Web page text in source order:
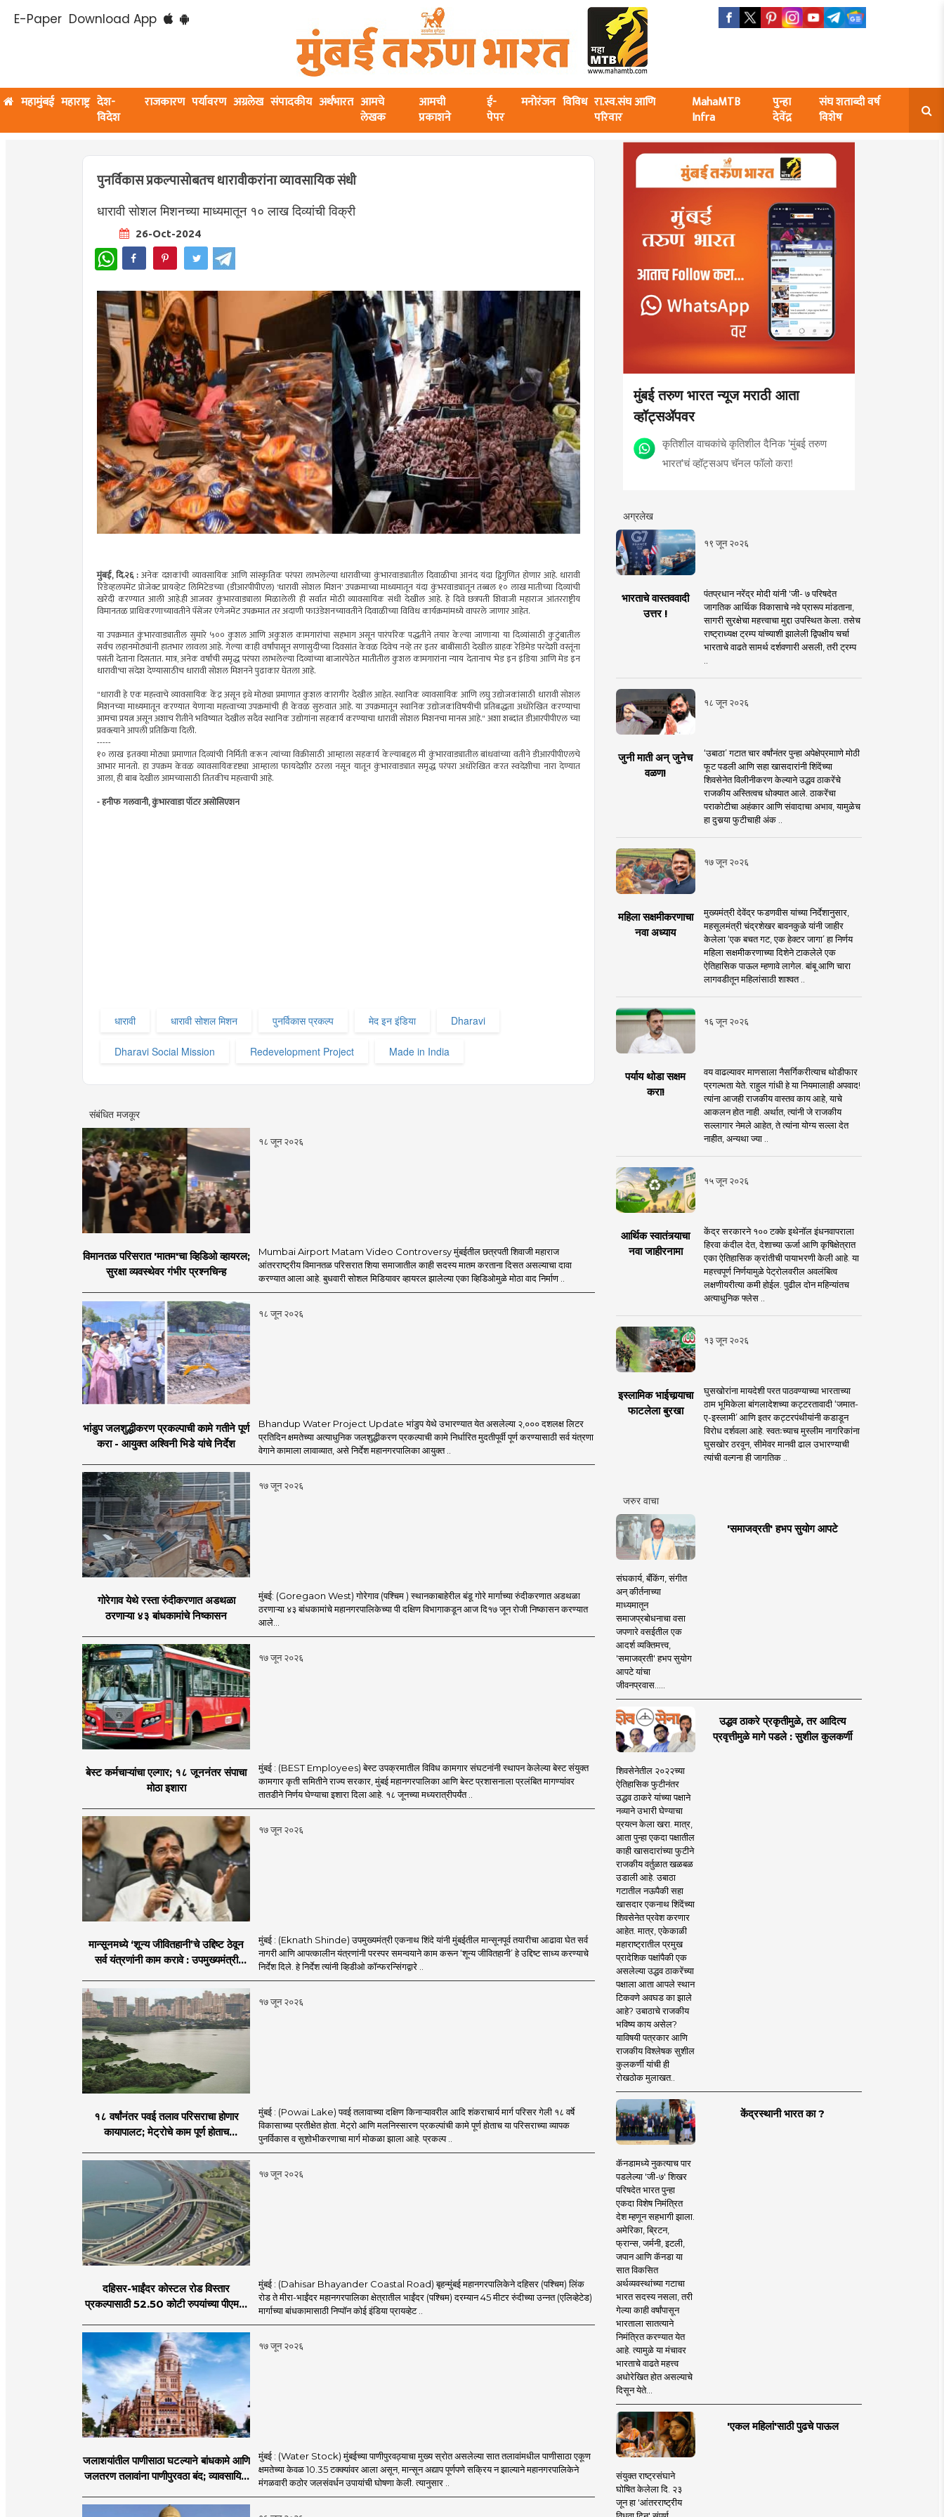
E-Paper Download App
महामुंबई महाराष्ट्र देश-
विदेश
राजकारण पर्यावरण अग्रलेख संपादकीय अर्थभारत आमचे
लेखक
आमची
प्रकाशने
ई-
पेपर
मनोरंजन विविध रा.स्व.संघ आणि
परिवार
MahaMTB
Infra
पुन्हा
देवेंद्र
संघ शताब्दी वर्ष
विशेष
पुनर्विकास प्रकल्पासोबतच धारावीकरांना व्यावसायिक संधी
धारावी सोशल मिशनच्या माध्यमातून १० लाख दिव्यांची विक्री
26-Oct-2024
WhatsApp
मुंबई, दि.२६ :अनेक दशकांची व्यावसायिक आणि सांस्कृतिक परंपरा लाभलेल्या धारावीच्या कुंभारवाड्यातील दिवाळीचा आनंद यंदा द्विगुणित होणार आहे. धारावी
रिडेव्हलपमेंट प्रोजेक्ट प्रायव्हेट लिमिटेडच्या (डीआरपीपीएल) 'धारावी सोशल मिशन' उपक्रमाच्या माध्यमातून यंदा कुंभरवाड्यातून तब्बल १० लाख मातीच्या दिव्यांची
खरेदी करण्यात आली आहे.ही आजवर कुंभारवाड्याला मिळालेली ही सर्वात मोठी व्यावसायिक संधी देखील आहे. हे दिवे छत्रपती शिवाजी महाराज आंतरराष्ट्रीय
विमानतळ प्राधिकरणाच्यावतीने पॅसेंजर एंगेजमेंट उपक्रमात तर अदाणी फाउंडेशनच्यावतीने दिवाळीच्या विविध कार्यक्रमांमध्ये वापरले जाणार आहेत.
या उपक्रमात कुंभारवाड्यातील सुमारे ५०० कुशल आणि अकुशल कामगारांचा सहभाग असून पारंपरिक पद्धतीने तयार केल्या जाणाऱ्या या दिव्यांसाठी कुटुंबातील
सर्वच लहानमोठ्यांनी हातभार लावला आहे. गेल्या काही वर्षांपासून सणासुदीच्या दिवसांत केवळ दिवेच नव्हे तर इतर बाबींसाठी देखील ग्राहक रेडिमेड परदेशी वस्तूंना
पसंती देताना दिसतात. मात्र, अनेक वर्षांची समृद्ध परंपरा लाभलेल्या दिव्यांच्या बाजारपेठेत मातीतील कुशल कामगारांना न्याय देतानाच 'मेड इन इंडिया आणि मेड इन
धारावी'चा संदेश देण्यासाठीच धारावी सोशल मिशनने पुढाकार घेतला आहे.
"धारावी हे एक महत्त्वाचे व्यावसायिक केंद्र असून इथे मोठ्या प्रमाणात कुशल कारागीर देखील आहेत. स्थानिक व्यावसायिक आणि लघु उद्योजकांसाठी धारावी सोशल
मिशनच्या माध्यमातून करण्यात येणाऱ्या महत्त्वाच्या उपक्रमांची ही केवळ सुरुवात आहे. या उपक्रमातून स्थानिक उद्योजकांविषयीची प्रतिबद्धता अधोरेखित करण्याचा
आमचा प्रयत्न असून अशाच रीतीने भविष्यात देखील सदैव स्थानिक उद्योगांना सहकार्य करण्याचा धारावी सोशल मिशनचा मानस आहे." अशा शब्दांत डीआरपीपीएल च्या
प्रवक्त्याने आपली प्रतिक्रिया दिली.
-----
१० लाख इतक्या मोठ्या प्रमाणात दिव्यांची निर्मिती करून त्यांच्या विक्रीसाठी आम्हाला सहकार्य केल्याबद्दल मी कुंभारवाड्यातील बांधवांच्या वतीने डीआरपीपीएलचे
आभार मानतो. हा उपक्रम केवळ व्यावसायिकदृष्ट्या आम्हाला फायदेशीर ठरला नसून यातून कुंभारवाड्यात समृद्ध परंपरा अधोरेखित करत स्वदेशीचा नारा देण्यात
आला, ही बाब देखील आमच्यासाठी तितकीच महत्त्वाची आहे.
- हनीफ गलवानी, कुंभारवाडा पॉटर असोसिएशन
धारावी धारावी सोशल मिशन पुनर्विकास प्रकल्प मेद इन इंडिया Dharavi
Dharavi Social Mission Redevelopment Project Made in India
संबंधित मजकूर
१८ जून २०२६
विमानतळ परिसरात 'मातम'चा व्हिडिओ व्हायरल;
सुरक्षा व्यवस्थेवर गंभीर प्रश्नचिन्ह
Mumbai Airport Matam Video Controversy मुंबईतील छत्रपती शिवाजी महाराज
आंतरराष्ट्रीय विमानतळ परिसरात शिया समाजातील काही सदस्य मातम करताना दिसत असल्याचा दावा
करण्यात आला आहे. बुधवारी सोशल मिडियावर व्हायरल झालेल्या एका व्हिडिओमुळे मोठा वाद निर्माण ..
१८ जून २०२६
भांडुप जलशुद्धीकरण प्रकल्पाची कामे गतीने पूर्ण
करा - आयुक्त अश्विनी भिडे यांचे निर्देश
Bhandup Water Project Update भांडुप येथे उभारण्यात येत असलेल्या २,००० दशलक्ष लिटर
प्रतिदिन क्षमतेच्या अत्याधुनिक जलशुद्धीकरण प्रकल्पाची कामे निर्धारित मुदतीपूर्वी पूर्ण करण्यासाठी सर्व यंत्रणा
वेगाने कामाला लावाव्यात, असे निर्देश महानगरपालिका आयुक्त ..
१७ जून २०२६
गोरेगाव येथे रस्ता रुंदीकरणात अडथळा
ठरणाऱ्या ४३ बांधकामांचे निष्कासन
मुंबई: (Goregaon West) गोरेगाव (पश्चिम ) स्थानकाबाहेरील बंडू गोरे मार्गाच्या रुंदीकरणात अडथळा
ठरणाऱ्या ४३ बांधकामांचे महानगरपालिकेच्या पी दक्षिण विभागाकडून आज दि१७ जून रोजी निष्कासन करण्यात
आले...
१७ जून २०२६
बेस्ट कर्मचाऱ्यांचा एल्गार; १८ जूननंतर संपाचा
मोठा इशारा
मुंबई : (BEST Employees) बेस्ट उपक्रमातील विविध कामगार संघटनांनी स्थापन केलेल्या बेस्ट संयुक्त
कामगार कृती समितीने राज्य सरकार, मुंबई महानगरपालिका आणि बेस्ट प्रशासनाला प्रलंबित मागण्यांवर
तातडीने निर्णय घेण्याचा इशारा दिला आहे. १८ जूनच्या मध्यरात्रीपर्यंत ..
१७ जून २०२६
मान्सूनमध्ये ‘शून्य जीवितहानी’चे उद्दिष्ट ठेवून
सर्व यंत्रणांनी काम करावे : उपमुख्यमंत्री
मुंबई : (Eknath Shinde) उपमुख्यमंत्री एकनाथ शिंदे यांनी मुंबईतील मान्सूनपूर्व तयारीचा आढावा घेत सर्व
नागरी आणि आपत्कालीन यंत्रणांनी परस्पर समन्वयाने काम करून ‘शून्य जीवितहानी’ हे उद्दिष्ट साध्य करण्याचे
निर्देश दिले. हे निर्देश त्यांनी व्हिडीओ कॉन्फरन्सिंगद्वारे ..
१७ जून २०२६
१८ वर्षांनंतर पवई तलाव परिसराचा होणार
कायापालट; मेट्रोचे काम पूर्ण होताच
मुंबई : (Powai Lake) पवई तलावाच्या दक्षिण किनाऱ्यावरील आदि शंकराचार्य मार्ग परिसर गेली १८ वर्षे
विकासाच्या प्रतीक्षेत होता. मेट्रो आणि मलनिस्सारण प्रकल्पांची कामे पूर्ण होताच या परिसराच्या व्यापक
पुनर्विकास व सुशोभीकरणाचा मार्ग मोकळा झाला आहे. प्रकल्प ..
१७ जून २०२६
दहिसर-भाईंदर कोस्टल रोड विस्तार
प्रकल्पासाठी 52.50 कोटी रुपयांच्या पीएमसी
मुंबई : (Dahisar Bhayander Coastal Road) बृहन्मुंबई महानगरपालिकेने दहिसर (पश्चिम) लिंक
रोड ते मीरा-भाईंदर महानगरपालिका क्षेत्रातील भाईंदर (पश्चिम) दरम्यान 45 मीटर रुंदीच्या उन्नत (एलिव्हेटेड)
मार्गाच्या बांधकामासाठी निप्पॉन कोई इंडिया प्रायव्हेट ..
१७ जून २०२६
जलाशयांतील पाणीसाठा घटल्याने बांधकामे आणि
जलतरण तलावांना पाणीपुरवठा बंद; व्यावसायिक
मुंबई : (Water Stock) मुंबईच्या पाणीपुरवठ्याचा मुख्य स्रोत असलेल्या सात तलावांमधील पाणीसाठा एकूण
क्षमतेच्या केवळ 10.35 टक्क्यांवर आला असून, मान्सून अद्याप पूर्णपणे सक्रिय न झाल्याने महानगरपालिकेने
मंगळवारी कठोर जलसंवर्धन उपायांची घोषणा केली. त्यानुसार ..
मुंबई तरुण भारत न्यूज मराठी आता
व्हॉट्सॲपवर
कृतिशील वाचकांचे कृतिशील दैनिक 'मुंबई तरुण
भारत'चं व्हॉट्सअप चॅनल फॉलो करा!
अग्रलेख
१९ जून २०२६
भारताचे वास्तववादी
उत्तर !
पंतप्रधान नरेंद्र मोदी यांनी 'जी- ७ परिषदेत
जागतिक आर्थिक विकासाचे नवे प्रारूप मांडताना,
सागरी सुरक्षेचा महत्त्वाचा मुद्दा उपस्थित केला. तसेच
राष्ट्राध्यक्ष ट्रम्प यांच्याशी झालेली द्विपक्षीय चर्चा
भारताचे वाढते सामर्थ दर्शवणारी असली, तरी ट्रम्प
१८ जून २०२६
जुनी माती अन् जुनेच
वळण!
‘उबाठा’ गटात चार वर्षांनंतर पुन्हा अपेक्षेप्रमााणे मोठी
फूट पडली आणि सहा खासदारांनी शिंदेंच्या
शिवसेनेत विलीनीकरण केल्याने उद्धव ठाकरेंचे
राजकीय अस्तित्वच धोक्यात आले. ठाकरेंचा
पराकोटीचा अहंकार आणि संवादाचा अभाव, यामुळेच
हा दुसर्‍या फुटीचाही अंक ..
१७ जून २०२६
महिला सक्षमीकरणाचा
नवा अध्याय
मुख्यमंत्री देवेंद्र फडणवीस यांच्या निर्देशानुसार,
महसूलमंत्री चंद्रशेखर बावनकुळे यांनी जाहीर
केलेला ‘एक बचत गट, एक हेक्टर जागा’ हा निर्णय
महिला सक्षमीकरणाच्या दिशेने टाकलेले एक
ऐतिहासिक पाऊल म्हणावे लागेल. बांबू आणि चारा
लागवडीतून महिलांसाठी शाश्वत ..
१६ जून २०२६
पर्याय थोडा सक्षम
करा!
वय वाढल्यावर माणसाला नैसर्गिकरीत्याच थोडीफार
प्रगल्भता येते. राहुल गांधी हे या नियमालाही अपवाद!
त्यांना आजही राजकीय वास्तव काय आहे, याचे
आकलन होत नाही. अर्थात, त्यांनी जे राजकीय
सल्लागार नेमले आहेत, ते त्यांना योग्य सल्ला देत
नाहीत, अन्यथा ज्या ..
१५ जून २०२६
आर्थिक स्वातंत्र्याचा
नवा जाहीरनामा
केंद्र सरकारने १०० टक्के इथेनॉल इंधनवापराला
हिरवा कंदील देत, देशाच्या ऊर्जा आणि कृषिक्षेत्रात
एका ऐतिहासिक क्रांतीची पायाभरणी केली आहे. या
महत्त्वपूर्ण निर्णयामुळे पेट्रोलवरील अवलंबित्व
लक्षणीयरीत्या कमी होईल. पुढील दोन महिन्यांतच
अत्याधुनिक फ्लेस ..
१३ जून २०२६
इस्लामिक भाईचार्‍याचा
फाटलेला बुरखा
घुसखोरांना मायदेशी परत पाठवण्याच्या भारताच्या
ठाम भूमिकेला बांगलादेशच्या कट्टरतावादी ‘जमात-
ए-इस्लामी’ आणि इतर कट्टरपंथीयांनी कडाडून
विरोध दर्शवला आहे. स्वतःच्याच मुस्लीम नागरिकांना
घुसखोर ठरवून, सीमेवर मानवी ढाल उभारण्याची
त्यांची वल्गना ही जागतिक ..
जरुर वाचा
'समाजव्रती' हभप सुयोग आपटे
संघकार्य, बँकिंग, संगीत
अन् कीर्तनाच्या
माध्यमातून
समाजप्रबोधनाचा वसा
जपणारे वसईतील एक
आदर्श व्यक्तिमत्त्व,
'समाजव्रती' हभप सुयोग
आपटे यांचा
जीवनप्रवास.....
उद्धव ठाकरे प्रकृतीमुळे, तर आदित्य
प्रवृत्तीमुळे मागे पडले : सुशील कुलकर्णी
शिवसेनेतील २०२२च्या
ऐतिहासिक फुटीनंतर
उद्धव ठाकरे यांच्या पक्षाने
नव्याने उभारी घेण्याचा
प्रयत्न केला खरा. मात्र,
आता पुन्हा एकदा पक्षातील
काही खासदारांच्या फुटीने
राजकीय वर्तुळात खळबळ
उडाली आहे. उबाठा
गटातील नऊपैकी सहा
खासदार एकनाथ शिंदेंच्या
शिवसेनेत प्रवेश करणार
आहेत. मात्र, एकेकाळी
महाराष्ट्रातील प्रमुख
प्रादेशिक पक्षांपैकी एक
असलेल्या उद्धव ठाकरेंच्या
पक्षाला आता आपले स्थान
टिकवणे अवघड का झाले
आहे? उबाठाचे राजकीय
भविष्य काय असेल?
याविषयी पत्रकार आणि
राजकीय विश्लेषक सुशील
कुलकर्णी यांची ही
रोखठोक मुलाखत..
केंद्रस्थानी भारत का ?
कॅनडामध्ये नुकत्याच पार
पडलेल्या 'जी-७' शिखर
परिषदेत भारत पुन्हा
एकदा विशेष निमंत्रित
देश म्हणून सहभागी झाला.
अमेरिका, ब्रिटन,
फ्रान्स, जर्मनी, इटली,
जपान आणि कॅनडा या
सात विकसित
अर्थव्यवस्थांच्या गटाचा
भारत सदस्य नसला, तरी
गेल्या काही वर्षांपासून
भारताला सातत्याने
निमंत्रित करण्यात येत
आहे. त्यामुळे या मंचावर
भारताचे वाढते महत्त्व
अधोरेखित होत असल्याचे
दिसून येते...
'एकल महिलां'साठी पुढचे पाऊल
संयुक्त राष्ट्रसंघाने
घोषित केलेला दि. २३
जून हा 'आंतरराष्ट्रीय